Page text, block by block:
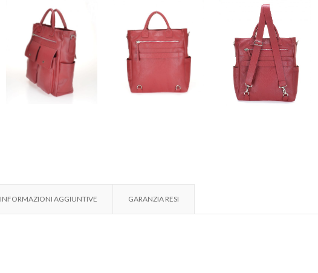
INFORMAZIONI AGGIUNTIVE GARANZIA RESI